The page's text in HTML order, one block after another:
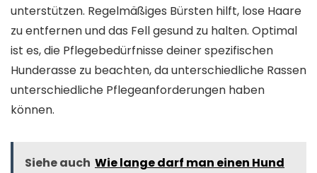
unterstützen. Regelmäßiges Bürsten hilft, lose Haare
zu entfernen und das Fell gesund zu halten. Optimal
ist es, die Pflegebedürfnisse deiner spezifischen
Hunderasse zu beachten, da unterschiedliche Rassen
unterschiedliche Pflegeanforderungen haben
können.
Siehe auch Wie lange darf man einen Hund